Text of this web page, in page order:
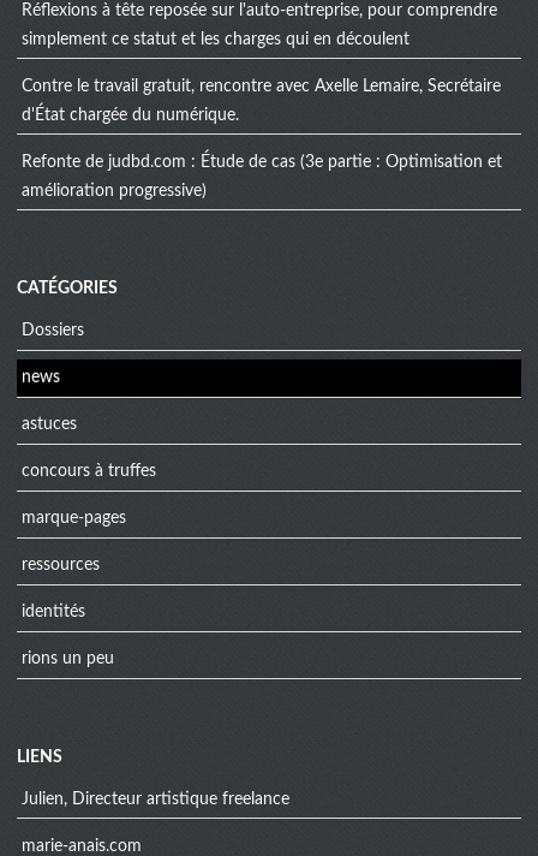
Réflexions à tête reposée sur l'auto-entreprise, pour comprendre
simplement ce statut et les charges qui en découlent
Contre le travail gratuit, rencontre avec Axelle Lemaire, Secrétaire
d'État chargée du numérique.
Refonte de judbd.com : Étude de cas (3e partie : Optimisation et
amélioration progressive)
CATÉGORIES
Dossiers
news
astuces
concours à truffes
marque-pages
ressources
identités
rions un peu
LIENS
Julien, Directeur artistique freelance
marie-anais.com